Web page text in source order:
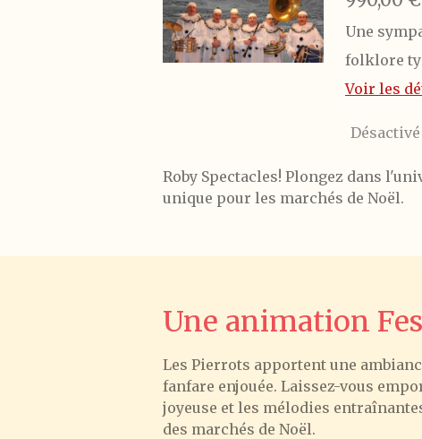
Une
folklore
Voir les
Désactivé
Roby Spectacles! Plongez dans
unique pour les marchés de Noël.
Une animation
Les Pierrots apportent une
fanfare enjouée. Laissez-vous
joyeuse et les mélodies
des marchés de Noël.